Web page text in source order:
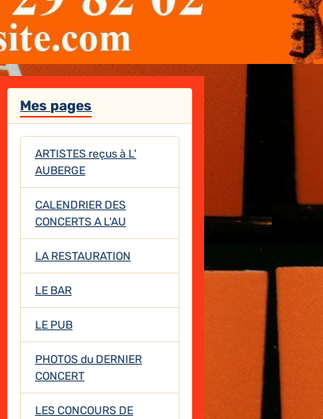
Mes pages
ARTISTES reçus à L'
AUBERGE
CALENDRIER DES
CONCERTS A L'AU
LA RESTAURATION
LE BAR
LE PUB
PHOTOS du DERNIER
CONCERT
LES CONCOURS DE